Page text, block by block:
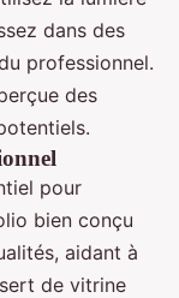
dans des
professionnel.
des
pour
bien conçu
aidant à
de vitrine